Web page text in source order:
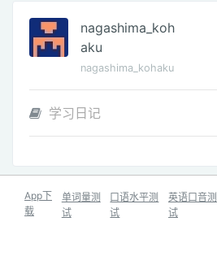
nagashima_koh
aku
nagashima_kohaku
学习日记
App下
载
单词量测
试
口语水平测
试
英语口音测
试